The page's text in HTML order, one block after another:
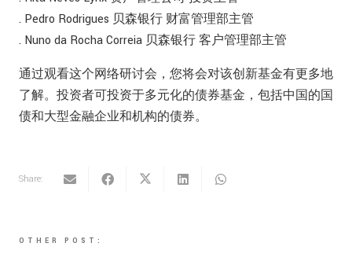
. Pedro Rodrigues 贝森银行 财富管理部主管
. Nuno da Rocha Correia 贝森银行 客户管理部主管
通过观看这个网络研讨会，您将会对该创新基金有更多地
了解。投资者可投资于多元化的债券基金，包括中国的国
债和大型金融企业和机构的债券。
Share:
OTHER POST: